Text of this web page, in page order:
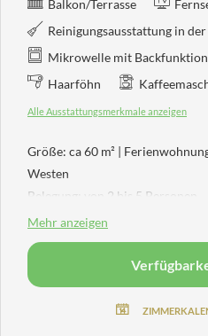
Balkon/Terrasse
Reinigungsausstattung in
Mikrowelle mit Backfunktion
Haarföhn
Alle Ausstattungsmerkmale anzeigen
Größe: ca 60 m² |
Westen
Belegung: von 2 bis 5 Personen
Schlafzimmer, Wohn-Küche,
Badewanne, Dusche, WC,
Kostenloses W-Lan Internet
Mit Balkon und Blick auf die
Mehr anzeigen